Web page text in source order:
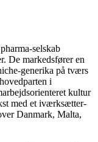
selskab
De markedsfører en
generika på tværs
i
kultur
med et iværksætter-
Danmark, Malta,